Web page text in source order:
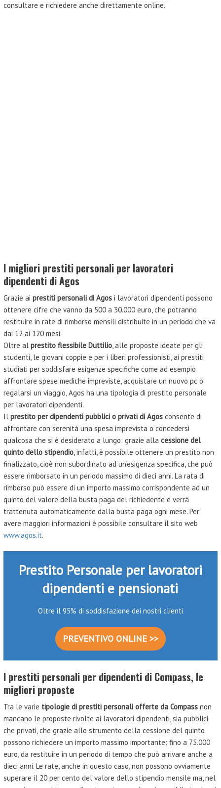
consultare e richiedere anche direttamente online.
I migliori prestiti personali per lavoratori
dipendenti di Agos
Grazie ai prestiti personali di Agosi lavoratori dipendenti possono
ottenere cifre che vanno da 500 a 30.000 euro, che potranno
restituire in rate di rimborso mensili distribuite in un periodo che va
dai 12 ai 120 mesi.
Oltre al prestito flessibile Duttilio, alle proposte ideate per gli
studenti, le giovani coppie e per i liberi professionisti, ai prestiti
studiati per soddisfare esigenze specifiche come ad esempio
affrontare spese mediche impreviste, acquistare un nuovo pc o
regalarsi un viaggio, Agos ha una tipologia di prestito personale
per lavoratori dipendenti.
Il prestito per dipendenti pubblici o privati di Agosconsente di
affrontare con serenità una spesa imprevista o concedersi
qualcosa che si è desiderato a lungo: grazie alla cessione del
quinto dello stipendio, infatti, è possibile ottenere un prestito non
finalizzato, cioè non subordinato ad un’esigenza specifica, che può
essere rimborsato in un periodo massimo di dieci anni. La rata di
rimborso può essere di un importo massimo corrispondente ad un
quinto del valore della busta paga del richiedente e verrà
trattenuta automaticamente dalla busta paga ogni mese. Per
avere maggiori informazioni è possibile consultare il sito web
www.agos.it.
Prestito Personale per lavoratori
dipendenti e pensionati
Oltre il 95% di soddisfazione dei nostri clienti
PREVENTIVO ONLINE >>
I prestiti personali per dipendenti di Compass, le
migliori proposte
Tra le varie tipologie di prestiti personali offerte da Compassnon
mancano le proposte rivolte ai lavoratori dipendenti, sia pubblici
che privati, che grazie allo strumento della cessione del quinto
possono richiedere un importo massimo importante: fino a 75.000
euro, da restituire in un periodo di tempo che può arrivare anche a
dieci anni. Le rate, anche in questo caso, non possono ovviamente
superare il 20 per cento del valore dello stipendio mensile ma, nel